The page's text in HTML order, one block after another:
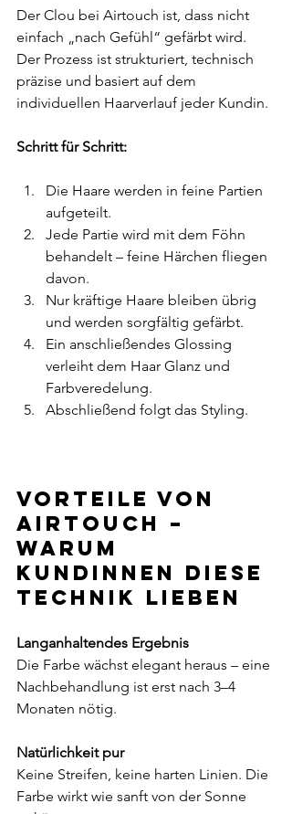
Der Clou bei Airtouch ist, dass nicht
einfach „nach Gefühl“ gefärbt wird.
Der Prozess ist strukturiert, technisch
präzise und basiert auf dem
individuellen Haarverlauf jeder Kundin.
Schritt für Schritt:
Die Haare werden in feine Partien
aufgeteilt.
Jede Partie wird mit dem Föhn
behandelt – feine Härchen fliegen
davon.
Nur kräftige Haare bleiben übrig
und werden sorgfältig gefärbt.
Ein anschließendes Glossing
verleiht dem Haar Glanz und
Farbveredelung.
Abschließend folgt das Styling.
Vorteile von
Airtouch –
warum
Kundinnen diese
Technik lieben
Langanhaltendes Ergebnis
Die Farbe wächst elegant heraus – eine
Nachbehandlung ist erst nach 3–4
Monaten nötig.
Natürlichkeit pur
Keine Streifen, keine harten Linien. Die
Farbe wirkt wie sanft von der Sonne